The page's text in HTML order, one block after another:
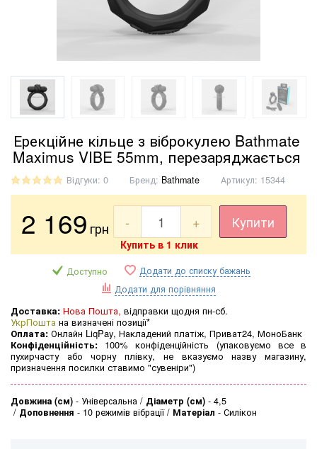
Ерекційне кільце з віброкулею Bathmate
Maximus VIBE 55mm, перезаряджається
Відгуки: 0 Бренд: Bathmate Артикул: 15344
2 169 грн - + Купити
Купить в 1 клик
Доступно
Додати до списку бажань
Додати для порівняння
Доставка: Нова Пошта, відправки щодня пн-сб.
УкрПошта на визначені позиції*
Оплата: Онлайн LiqPay, Накладений платіж, Приват24, МоноБанк
Конфіденційність: 100% конфіденційність (упаковуємо все в
пухирчасту або чорну плівку, не вказуємо назву магазину,
призначення посилки ставимо "сувеніри")
Довжина (см) - Універсальна Діаметр (см) - 4,5
Доповнення - 10 режимів вібрації Матеріал - Силікон